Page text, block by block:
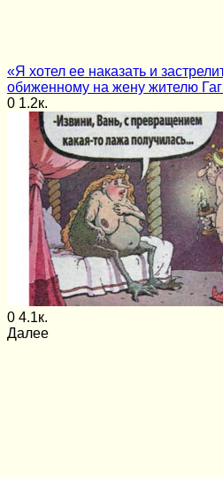
«Я хотел ее наказать и
обиженному на жену жителю
0 1.2к.
0 4.1к.
Далее